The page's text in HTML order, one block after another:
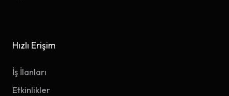
Hızlı Erişim
İş İlanları
Etkinlikler